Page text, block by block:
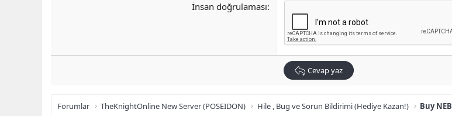
İnsan doğrulaması
Cevap yaz
Forumlar TheKnightOnline New Server (POSEIDON) Hile , Bug ve Sorun Bildirimi (Hediye Kazan!)